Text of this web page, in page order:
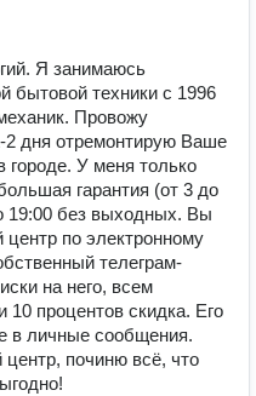
Я занимаюсь
бытовой техники с 1996
Провожу
2 дня отремонтирую Ваше
У меня только
гарантия (от 3 до
19:00 без выходных. Вы
по электронному
телеграм-
на него, всем
10 процентов скидка. Его
в личные сообщения.
починю всё, что